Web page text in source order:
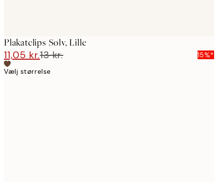
Plakatclips Sølv, Lille
11,05 kr.13 kr.
15%*
Vælj størrelse